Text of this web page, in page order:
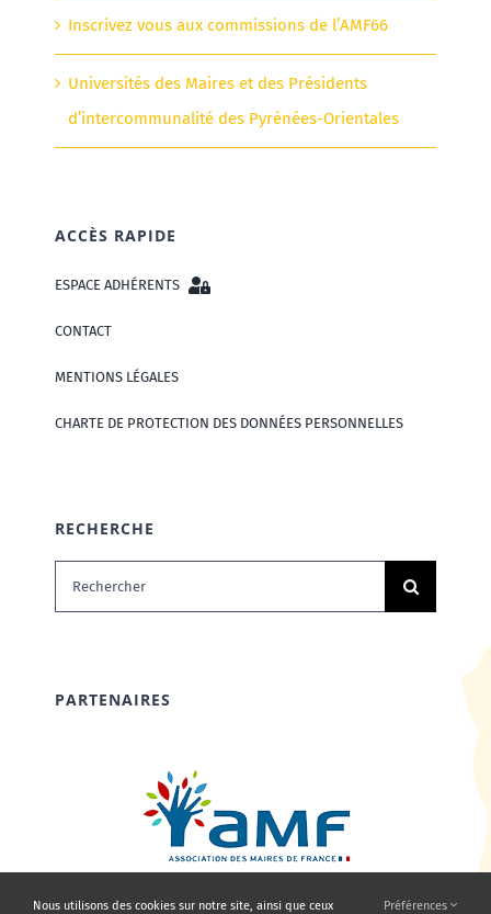
Inscrivez vous aux commissions de l’AMF66
Universités des Maires et des Présidents
d’intercommunalité des Pyrénées-Orientales
ACCÈS RAPIDE
ESPACE ADHÉRENTS
CONTACT
MENTIONS LÉGALES
CHARTE DE PROTECTION DES DONNÉES PERSONNELLES
RECHERCHE
Rechercher:
PARTENAIRES
Nous utilisons des cookies sur notre site, ainsi que ceux Préférences